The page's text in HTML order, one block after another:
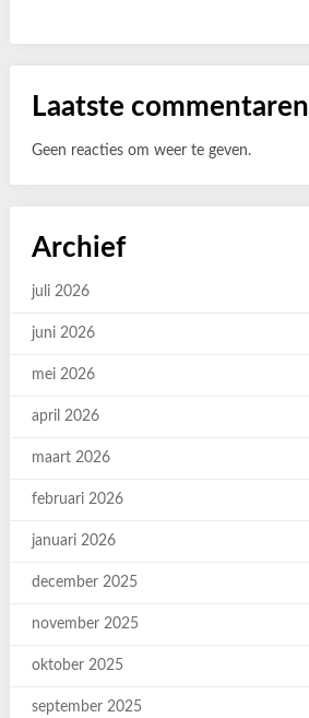
Laatste commentaren
Geen reacties om weer te geven.
Archief
juli 2026
juni 2026
mei 2026
april 2026
maart 2026
februari 2026
januari 2026
december 2025
november 2025
oktober 2025
september 2025